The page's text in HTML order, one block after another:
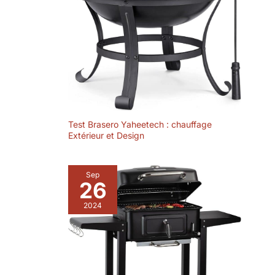
d’un BBQ américain
à la maison, et
surprends ta famille
avec ta "carte
cachée" !
à cendres amovible
+ grille anti-
adhésive, un tirage
et un chiffonnage
après usage,
cendres et graisses
facilement.Plus
contre les saletés
tenaces, prochain
Design à roulettes,
barbecue mobile
"partout et tout de
suite"：Deux
grandes roulettes
de 15 cm en bas +
poignée latérale,
peuvent légèrement varier
en fonction des réglages
du moniteur ou des
conditions d’éclairage. En
cas de problème de
qualité, n’hésitez pas à
nous contacter et nous les
résoudrons correctement
dans les 24 heures.
frites, les sauces, les
plats asiatiques et les
délicieuses pizzas.
Test Brasero Yaheetech : chauffage
Extérieur et Design
Sep
26
2024